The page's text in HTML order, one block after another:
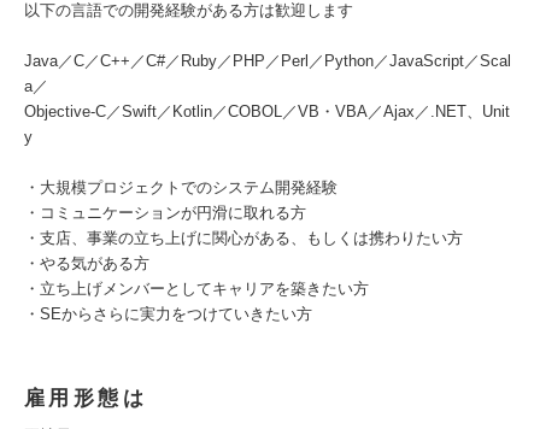
以下の言語での開発経験がある方は歓迎します
Java／C／C++／C#／Ruby／PHP／Perl／Python／JavaScript／Scal
a／
Objective-C／Swift／Kotlin／COBOL／VB・VBA／Ajax／.NET、Unit
y
・大規模プロジェクトでのシステム開発経験
・コミュニケーションが円滑に取れる方
・支店、事業の立ち上げに関心がある、もしくは携わりたい方
・やる気がある方
・立ち上げメンバーとしてキャリアを築きたい方
・SEからさらに実力をつけていきたい方
雇用形態は